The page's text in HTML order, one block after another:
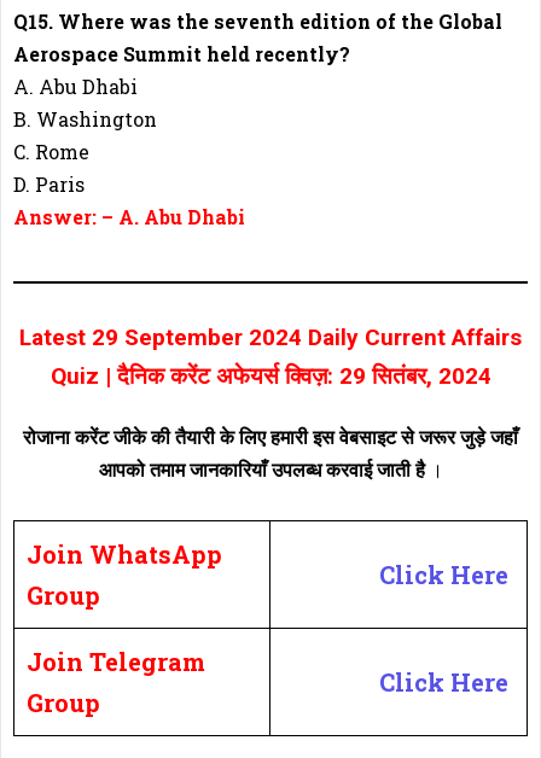
Q15. Where was the seventh edition of the Global
Aerospace Summit held recently?
A. Abu Dhabi
B. Washington
C. Rome
D. Paris
Answer: – A. Abu Dhabi
Latest 29 September 2024 Daily Current Affairs
Quiz | दैनिक करेंट अफेयर्स क्विज़: 29 सितंबर, 2024
रोजाना करेंट जीके की तैयारी के लिए हमारी इस वेबसाइट से जरूर जुड़े जहाँ
आपको तमाम जानकारियाँ उपलब्ध करवाई जाती है।
Join WhatsApp
Group
Click Here
Join Telegram
Group
Click Here